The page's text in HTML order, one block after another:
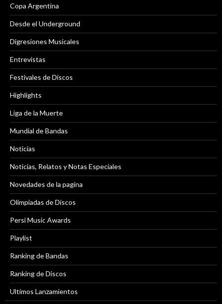
Copa Argentina
Desde el Underground
Digresiones Musicales
Entrevistas
Festivales de Discos
Highlights
Liga de la Muerte
Mundial de Bandas
Noticias
Noticias, Relatos y Notas Especiales
Novedades de la pagina
Olimpiadas de Discos
Persi Music Awards
Playlist
Ranking de Bandas
Ranking de Discos
Ultimos Lanzamientos